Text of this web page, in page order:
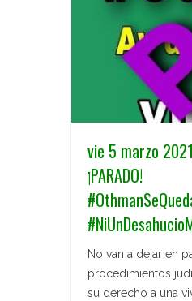
vie 5 marzo 2021
¡PARADO!
No van a dejar en
procedimientos
su derecho a una